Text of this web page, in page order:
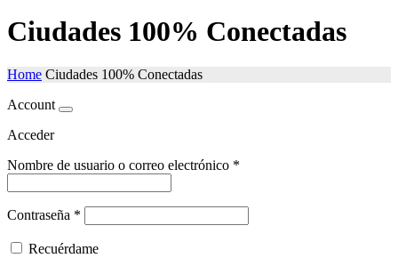
Ciudades 100% Conectadas
Home Ciudades 100% Conectadas
Account
Acceder
Nombre de usuario o correo electrónico *
Contraseña *
Recuérdame